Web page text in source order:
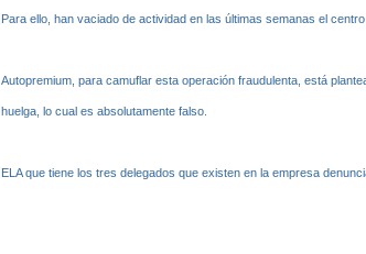
Para ello, han vaciado de actividad en las últimas semanas el
Autopremium, para camuflar esta operación fraudulenta, está
huelga, lo cual es absolutamente falso.
ELA que tiene los tres delegados que existen en la empresa